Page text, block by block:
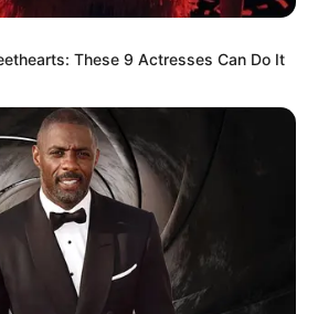
These 9 Actresses Can Do It